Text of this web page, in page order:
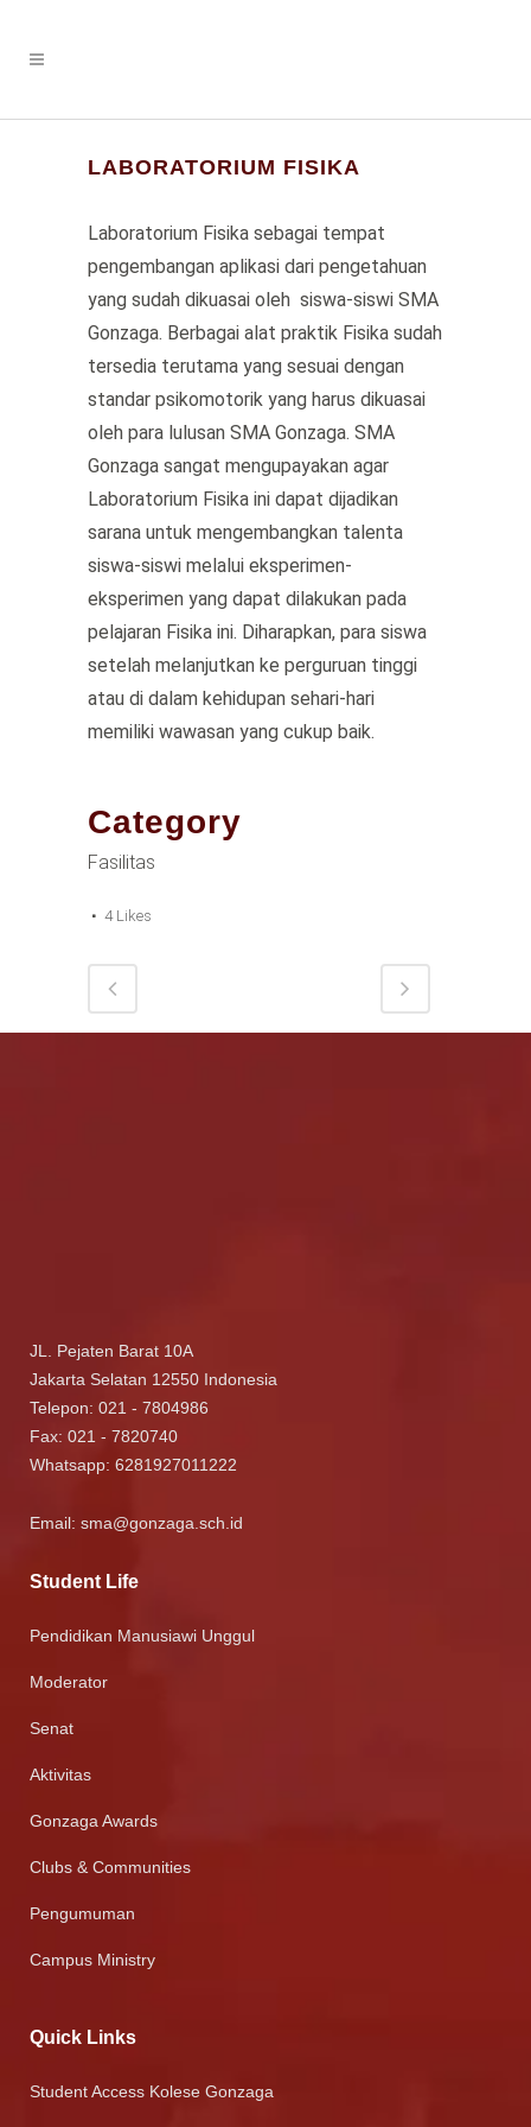
LABORATORIUM FISIKA
Laboratorium Fisika sebagai tempat
pengembangan aplikasi dari pengetahuan
yang sudah dikuasai oleh siswa-siswi SMA
Gonzaga. Berbagai alat praktik Fisika sudah
tersedia terutama yang sesuai dengan
standar psikomotorik yang harus dikuasai
oleh para lulusan SMA Gonzaga. SMA
Gonzaga sangat mengupayakan agar
Laboratorium Fisika ini dapat dijadikan
sarana untuk mengembangkan talenta
siswa-siswi melalui eksperimen-
eksperimen yang dapat dilakukan pada
pelajaran Fisika ini. Diharapkan, para siswa
setelah melanjutkan ke perguruan tinggi
atau di dalam kehidupan sehari-hari
memiliki wawasan yang cukup baik.
Category
Fasilitas
4Likes
JL. Pejaten Barat 10A
Jakarta Selatan 12550 Indonesia
Telepon: 021 - 7804986
Fax: 021 - 7820740
Whatsapp: 6281927011222
Email: sma@gonzaga.sch.id
Student Life
Pendidikan Manusiawi Unggul
Moderator
Senat
Aktivitas
Gonzaga Awards
Clubs & Communities
Pengumuman
Campus Ministry
Quick Links
Student Access Kolese Gonzaga